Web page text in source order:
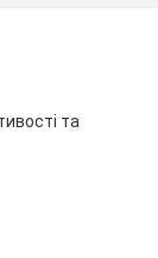
та